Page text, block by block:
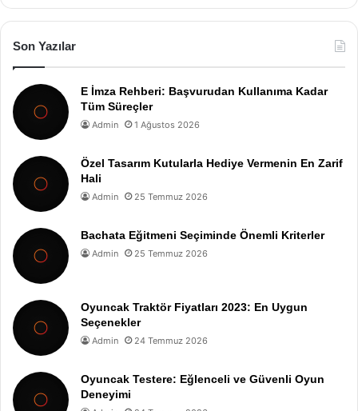
Son Yazılar
E İmza Rehberi: Başvurudan Kullanıma Kadar
Tüm Süreçler
Admin 1 Ağustos 2026
Özel Tasarım Kutularla Hediye Vermenin En Zarif
Hali
Admin 25 Temmuz 2026
Bachata Eğitmeni Seçiminde Önemli Kriterler
Admin 25 Temmuz 2026
Oyuncak Traktör Fiyatları 2023: En Uygun
Seçenekler
Admin 24 Temmuz 2026
Oyuncak Testere: Eğlenceli ve Güvenli Oyun
Deneyimi